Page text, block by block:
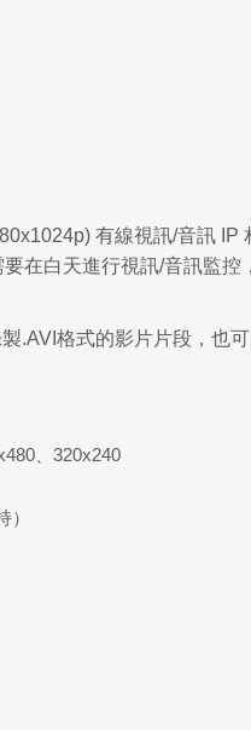
有線視訊/音訊 IP
在白天進行視訊/音訊監
.AVI格式的影片片段，也
、320x240